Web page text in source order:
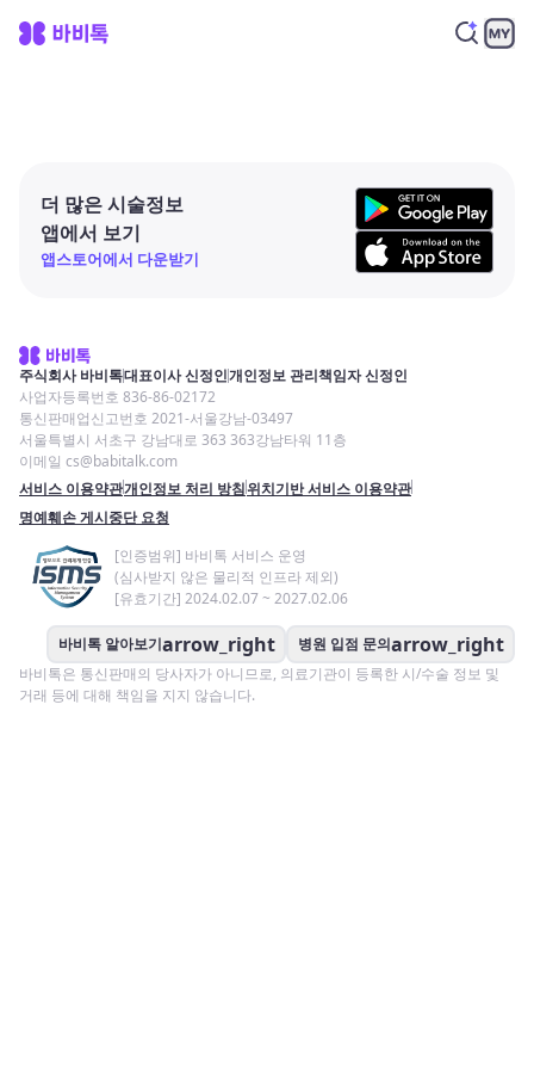
더 많은 시술정보
앱에서 보기
앱스토어에서 다운받기
주식회사 바비톡대표이사 신정인개인정보 관리책임자 신정인
사업자등록번호 836-86-02172
통신판매업신고번호 2021-서울강남-03497
서울특별시 서초구 강남대로 363 363강남타워 11층
이메일 cs@babitalk.com
서비스 이용약관개인정보 처리 방침위치기반 서비스 이용약관
명예훼손 게시중단 요청
[인증범위] 바비톡 서비스 운영
(심사받지 않은 물리적 인프라 제외)
[유효기간] 2024.02.07 ~ 2027.02.06
바비톡 알아보기arrow_right 병원 입점 문의arrow_right
바비톡은 통신판매의 당사자가 아니므로, 의료기관이 등록한 시/수술 정보 및
거래 등에 대해 책임을 지지 않습니다.